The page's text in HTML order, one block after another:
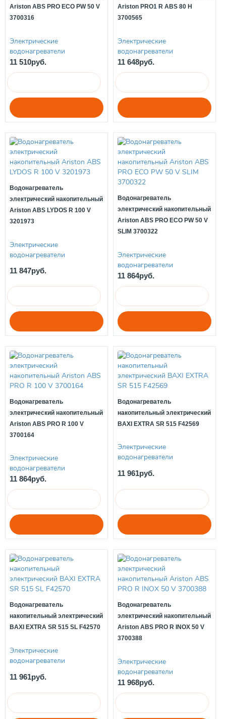
Ariston ABS PRO ECO PW 50 V
3700316
Электрические
водонагреватели
11 510руб.
Ariston PRO1 R ABS 80 H
3700565
Электрические
водонагреватели
11 648руб.
Водонагреватель
электрический накопительный
Ariston ABS LYDOS R 100 V
3201973
Электрические
водонагреватели
11 847руб.
Водонагреватель
электрический накопительный
Ariston ABS PRO ECO PW 50 V
SLIM 3700322
Электрические
водонагреватели
11 864руб.
Водонагреватель
электрический накопительный
Ariston ABS PRO R 100 V
3700164
Электрические
водонагреватели
11 864руб.
Водонагреватель
накопительный электрический
BAXI EXTRA SR 515 F42569
Электрические
водонагреватели
11 961руб.
Водонагреватель
накопительный электрический
BAXI EXTRA SR 515 SL F42570
Электрические
водонагреватели
11 961руб.
Водонагреватель
электрический накопительный
Ariston ABS PRO R INOX 50 V
3700388
Электрические
водонагреватели
11 968руб.